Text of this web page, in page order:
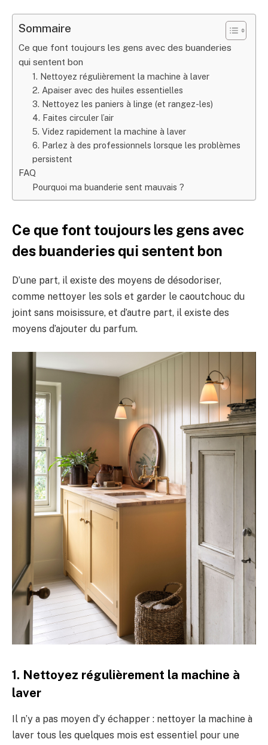
Sommaire
Ce que font toujours les gens avec des buanderies
qui sentent bon
1. Nettoyez régulièrement la machine à laver
2. Apaiser avec des huiles essentielles
3. Nettoyez les paniers à linge (et rangez-les)
4. Faites circuler l’air
5. Videz rapidement la machine à laver
6. Parlez à des professionnels lorsque les problèmes
persistent
FAQ
Pourquoi ma buanderie sent mauvais ?
Ce que font toujours les gens avec
des buanderies qui sentent bon
D’une part, il existe des moyens de désodoriser,
comme nettoyer les sols et garder le caoutchouc du
joint sans moisissure, et d’autre part, il existe des
moyens d’ajouter du parfum.
1. Nettoyez régulièrement la machine à
laver
Il n’y a pas moyen d’y échapper : nettoyer la machine à
laver tous les quelques mois est essentiel pour une